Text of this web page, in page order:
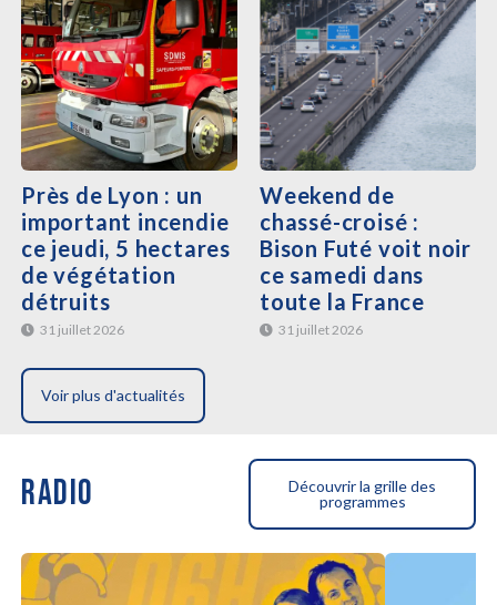
Près de Lyon : un
important incendie
ce jeudi, 5 hectares
de végétation
détruits
31 juillet 2026
Weekend de
chassé-croisé :
Bison Futé voit noir
ce samedi dans
toute la France
31 juillet 2026
Voir plus d'actualités
RADIO
Découvrir la grille des
programmes